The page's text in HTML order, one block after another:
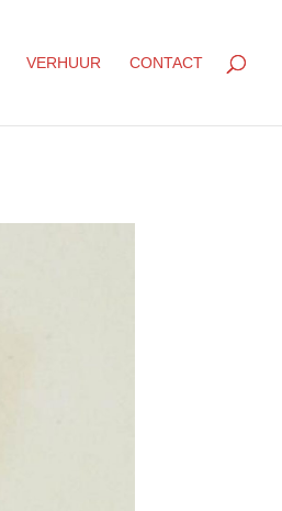
VERHUUR CONTACT